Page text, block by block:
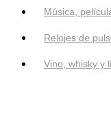
Música,
Relojes de
Vino, whisky y